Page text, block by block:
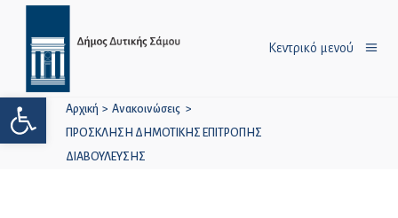
Ανοίξτε τη γραμμή εργαλείων
Κεντρικό μενού
Αρχική > Ανακοινώσεις >
ΠΡΟΣΚΛΗΣΗ ΔΗΜΟΤΙΚΗΣ ΕΠΙΤΡΟΠΗΣ
ΔΙΑΒΟΥΛΕΥΣΗΣ